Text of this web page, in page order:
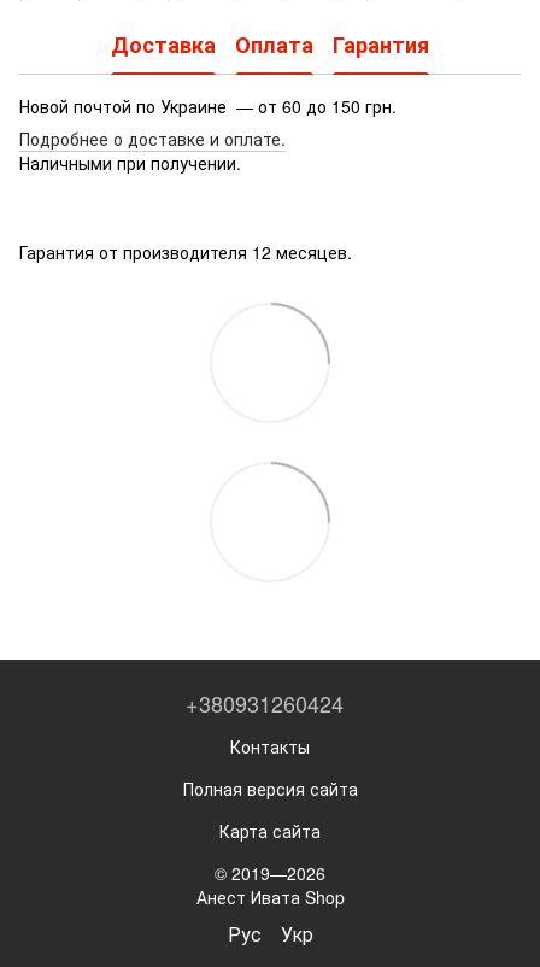
Доставка Оплата Гарантия
Новой почтой по Украине — от 60 до 150 грн.
Подробнее о доставке и оплате.
Наличными при получении.
Гарантия от производителя 12 месяцев.
+380931260424
Контакты
Полная версия сайта
Карта сайта
© 2019—2026
Анест Ивата Shop
Рус Укр